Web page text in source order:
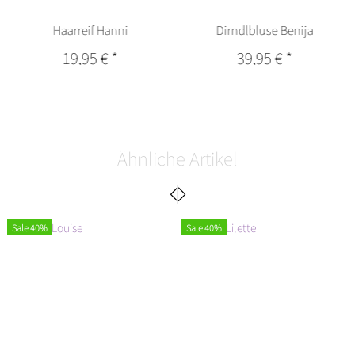
Haarreif Hanni
19,95 €*
Dirndlbluse Benija
39,95 €*
Ähnliche Artikel
Sale 40% Sale 40%